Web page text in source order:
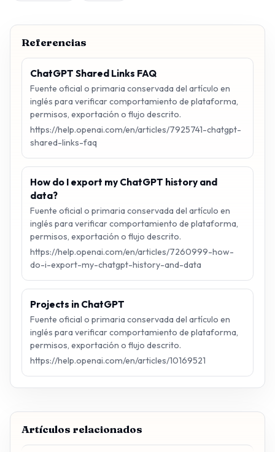
Referencias
ChatGPT Shared Links FAQ
Fuente oficial o primaria conservada del artículo en
inglés para verificar comportamiento de plataforma,
permisos, exportación o flujo descrito.
https://help.openai.com/en/articles/7925741-chatgpt-
shared-links-faq
How do I export my ChatGPT history and
data?
Fuente oficial o primaria conservada del artículo en
inglés para verificar comportamiento de plataforma,
permisos, exportación o flujo descrito.
https://help.openai.com/en/articles/7260999-how-
do-i-export-my-chatgpt-history-and-data
Projects in ChatGPT
Fuente oficial o primaria conservada del artículo en
inglés para verificar comportamiento de plataforma,
permisos, exportación o flujo descrito.
https://help.openai.com/en/articles/10169521
Artículos relacionados